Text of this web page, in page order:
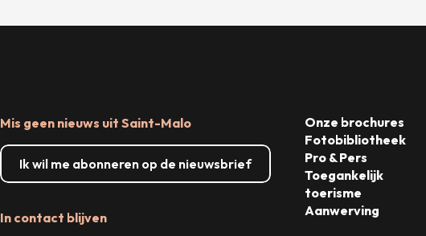
Mis geen nieuws uit Saint-Malo
Ik wil me abonneren op de nieuwsbrief
In contact blijven
Onze brochures
Fotobibliotheek
Pro & Pers
Toegankelijk
toerisme
Aanwerving